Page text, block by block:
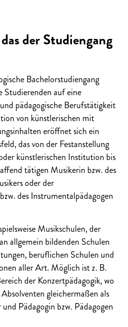
der Studiengang
Bachelorstudiengang
Studierenden auf eine
pädagogische Berufstätigkeit
von künstlerischen mit
eröffnet sich ein
das von der Festanstellung
künstlerischen Institution bis
tätigen Musikerin bzw. des
oder der
des Instrumentalpädagogen
Musikschulen, der
allgemein bildenden Schulen
beruflichen Schulen und
aller Art. Möglich ist z. B.
der Konzertpädagogik, wo
gleichermaßen als
Pädagogin bzw. Pädagogen